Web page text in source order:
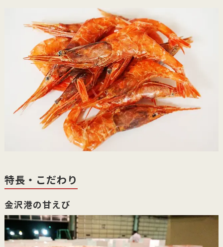
特長・こだわり
金沢港の甘えび